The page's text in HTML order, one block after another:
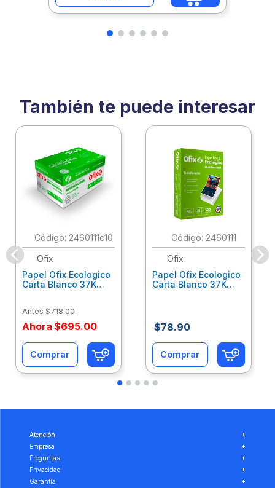
También te puede interesar
: 2460111c10
Ofix
Papel Ofix Ecologico
Carta Blanco 37K
Antes $718.00
Ahora $695.00
Comprar
: 2460111
Ofix
Papel Ofix Ecologico
Carta Blanco 37K
$78.90
Comprar
Atención
+
Empresa
+
Preguntas
+
Privacidad
+
Garantía
+